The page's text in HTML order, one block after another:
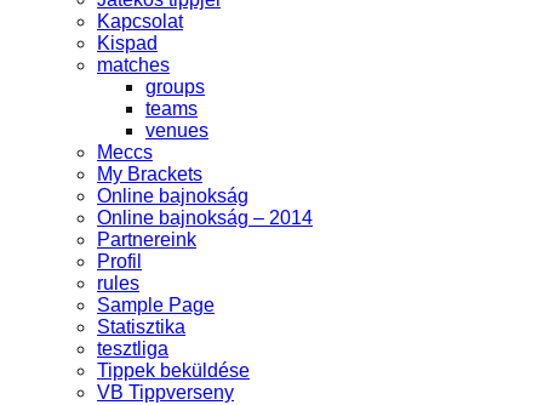
Kapcsolat
Kispad
matches
groups
teams
venues
Meccs
My Brackets
Online bajnokság
Online bajnokság – 2014
Partnereink
Profil
rules
Sample Page
Statisztika
tesztliga
Tippek beküldése
VB Tippverseny